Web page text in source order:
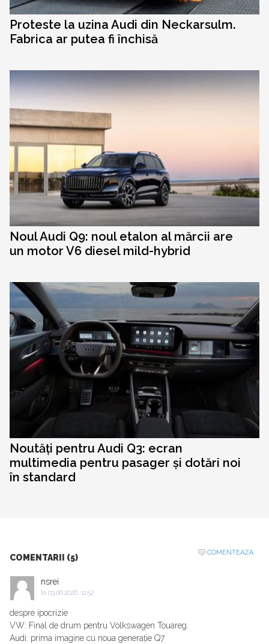
Proteste la uzina Audi din Neckarsulm.
Fabrica ar putea fi închisă
Noul Audi Q9: noul etalon al mărcii are
un motor V6 diesel mild-hybrid
Noutăți pentru Audi Q3: ecran
multimedia pentru pasager și dotări noi
în standard
COMENTARII (5)
COMENTEAZA
nsrei
la 03.06.2026, 11:52
despre ipocrizie
VW: Final de drum pentru Volkswagen Touareg.
Audi: prima imagine cu noua generație Q7